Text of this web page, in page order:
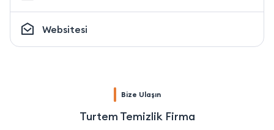
Websitesi
Bize Ulaşın
Turtem Temizlik Firma